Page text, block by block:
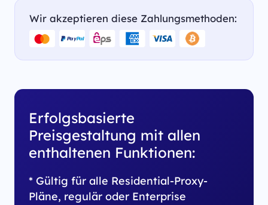
Wir akzeptieren diese Zahlungsmethoden:
Erfolgsbasierte
Preisgestaltung mit allen
enthaltenen Funktionen:
* Gültig für alle Residential-Proxy-
Pläne, regulär oder Enterprise